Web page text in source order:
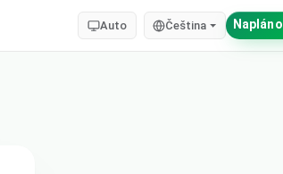
Auto Čeština